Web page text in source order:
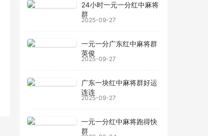
24小时一元一分红中麻将
群
2025-09-27
一元一分广东红中麻将群
英俊
2025-09-27
广东一块红中麻将群好运
连连
2025-09-27
一元一分红中麻将跑得快
群